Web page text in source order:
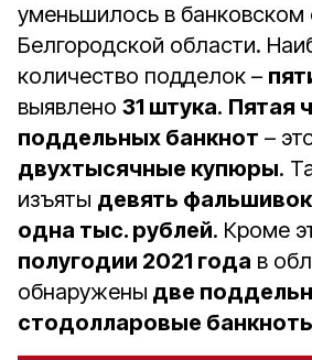
уменьшилось в банковском
Белгородской области.
количество подделок –
выявлено 31 штука. Пятая
поддельных банкнот –
двухтысячные купюры.
изъяты девять фальшивок
одна тыс. рублей. Кроме
полугодии 2021 года в
обнаружены две
стодолларовые